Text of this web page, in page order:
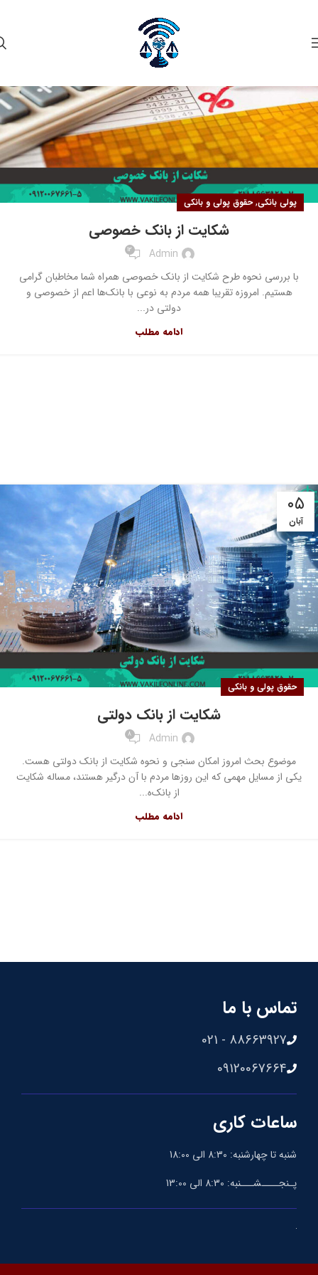
پولی بانکی,حقوق پولی و بانکی
شکایت از بانک خصوصی
Admin
12
با بررسی نحوه طرح شکایت از بانک خصوصی همراه شما مخاطبان گرامی
هستیم. امروزه تقریبا همه مردم به نوعی با بانک‌ها اعم از خصوصی و
دولتی در...
ادامه مطلب
۰۵
آبان
حقوق پولی و بانکی
شکایت از بانک دولتی
Admin
8
موضوع بحث امروز امکان سنجی و نحوه شکایت از بانک دولتی هست.
یکی از مسایل مهمی که این روزها مردم با آن درگیر هستند، مساله شکایت
از بانک‌ه...
ادامه مطلب
تماس با ما
88663927 - 021
09120067664
ساعات کاری
شنبه تا چهارشنبه: 8:30 الی 18:00
پـنجــــشـــنبه: 8:30 الی 13:00